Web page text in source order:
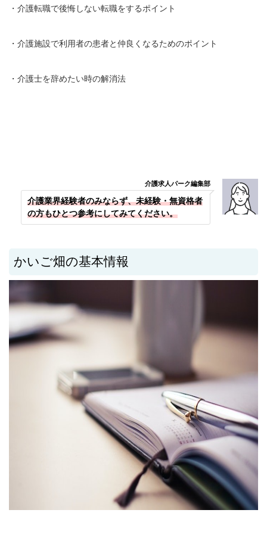
・介護転職で後悔しない転職をするポイント
・介護施設で利用者の患者と仲良くなるためのポイント
・介護士を辞めたい時の解消法
介護求人パーク編集部
介護業界経験者のみならず、未経験・無資格者
の方もひとつ参考にしてみてください。
かいご畑の基本情報